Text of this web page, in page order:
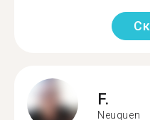
F.
Neuquen